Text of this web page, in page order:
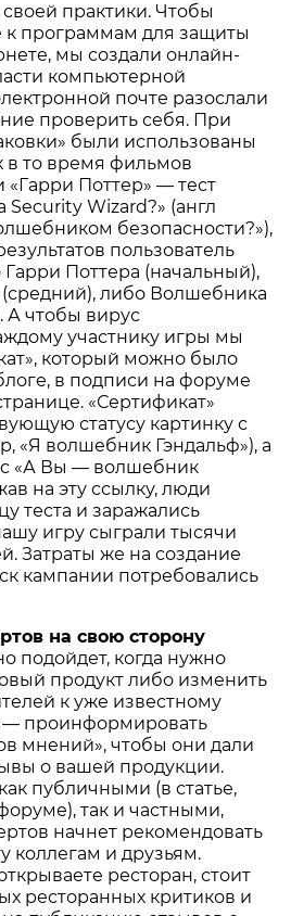
практики. Чтобы
программам для защиты
мы создали онлайн-
компьютерной
почте разослали
проверить себя. При
были использованы
то время фильмов
«Гарри Поттер» — тест
Security Wizard?» (англ
безопасности?»),
пользователь
Гарри Поттера (начальный),
либо Волшебника
А чтобы вирус
участнику игры мы
который можно было
в подписи на форуме
«Сертификат»
статусу картинку с
«Я волшебник Гэндальф»), а
«А Вы — волшебник
на эту ссылку, люди
теста и заражались
игру сыграли тысячи
Затраты же на создание
кампании потребовались
на свою сторону
подойдет, когда нужно
продукт либо изменить
к уже известному
— проинформировать
мнений», чтобы они дали
о вашей продукции.
публичными (в статье,
так и частными,
начнет рекомендовать
коллегам и друзьям.
ресторан, стоит
ресторанных критиков и